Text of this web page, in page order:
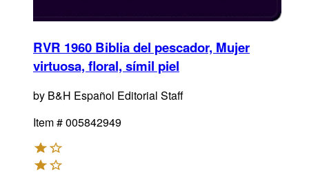
RVR 1960 Biblia del pescador, Mujer
virtuosa, floral, símil piel
by B&H Español Editorial Staff
Item #005842949